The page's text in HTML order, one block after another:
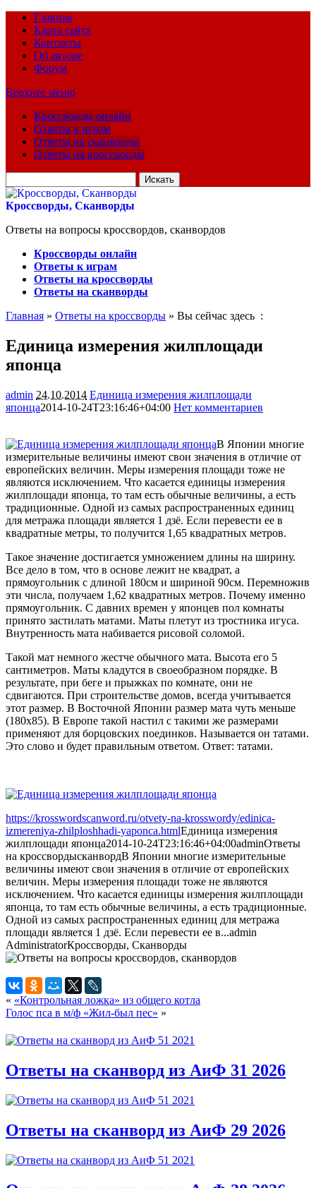
Главная
Карта сайта
Контакты
Об авторе
Форум
Верхнее меню
Кроссворды онлайн
Ответы к играм
Ответы на сканворды
Ответы на кроссворды
для:
Кроссворды, Сканворды
Ответы на вопросы кроссвордов, сканвордов
Кроссворды онлайн
Ответы к играм
Ответы на кроссворды
Ответы на сканворды
Главная » Ответы на кроссворды » Вы сейчас здесь :
Единица измерения жилплощади
японца
admin 24.10.2014 Единица измерения жилплощади
японца2014-10-24T23:16:46+04:00 Нет комментариев
В Японии многие
измерительные величины имеют свои значения в отличие от
европейских величин. Меры измерения площади тоже не
являются исключением. Что касается единицы измерения
жилплощади японца, то там есть обычные величины, а есть
традиционные. Одной из самых распространенных единиц
для метража площади является 1 дзё. Если перевести ее в
квадратные метры, то получится 1,65 квадратных метров.
Такое значение достигается умножением длины на ширину.
Все дело в том, что в основе лежит не квадрат, а
прямоугольник с длиной 180см и шириной 90см. Перемножив
эти числа, получаем 1,62 квадратных метров. Почему именно
прямоугольник. С давних времен у японцев пол комнаты
принято застилать матами. Маты плетут из тростника игуса.
Внутренность мата набивается рисовой соломой.
Такой мат немного жестче обычного мата. Высота его 5
сантиметров. Маты кладутся в своеобразном порядке. В
результате, при беге и прыжках по комнате, они не
сдвигаются. При строительстве домов, всегда учитывается
этот размер. В Восточной Японии размер мата чуть меньше
(180х85). В Европе такой настил с такими же размерами
применяют для борцовских поединков. Называется он татами.
Это слово и будет правильным ответом. Ответ: татами.
https://krosswordscanword.ru/otvety-na-krosswordy/edinica-
izmereniya-zhilploshhadi-yaponca.htmlЕдиница измерения
жилплощади японца2014-10-24T23:16:46+04:00adminОтветы
на кроссвордысканвордВ Японии многие измерительные
величины имеют свои значения в отличие от европейских
величин. Меры измерения площади тоже не являются
исключением. Что касается единицы измерения жилплощади
японца, то там есть обычные величины, а есть традиционные.
Одной из самых распространенных единиц для метража
площади является 1 дзё. Если перевести ее в...admin
AdministratorКроссворды, Сканворды
« «Контрольная ложка» из общего котла
Голос пса в м/ф «Жил-был пес» »
Ответы на сканворд из АиФ 31 2026
Ответы на сканворд из АиФ 29 2026